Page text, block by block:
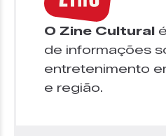
O Zine Cultural
de informações
entretenimento
e região.